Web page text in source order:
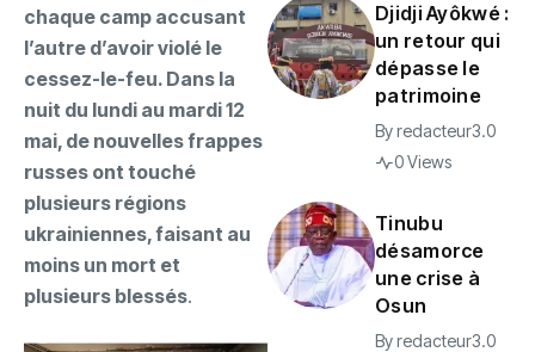
chaque camp accusant
l’autre d’avoir violé le
cessez-le-feu. Dans la
nuit du lundi au mardi 12
mai, de nouvelles frappes
russes ont touché
plusieurs régions
ukrainiennes, faisant au
moins un mort et
plusieurs blessés.
Djidji Ayôkwé :
un retour qui
dépasse le
patrimoine
Byredacteur3.0
0 Views
Tinubu
désamorce
une crise à
Osun
Byredacteur3.0